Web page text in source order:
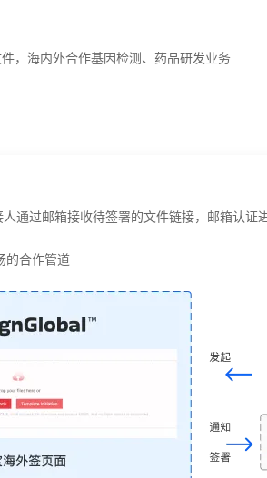
，海内外合作基因检测、药品研发业务
通过邮箱接收待签署的文件链接，邮箱认证
的合作管道